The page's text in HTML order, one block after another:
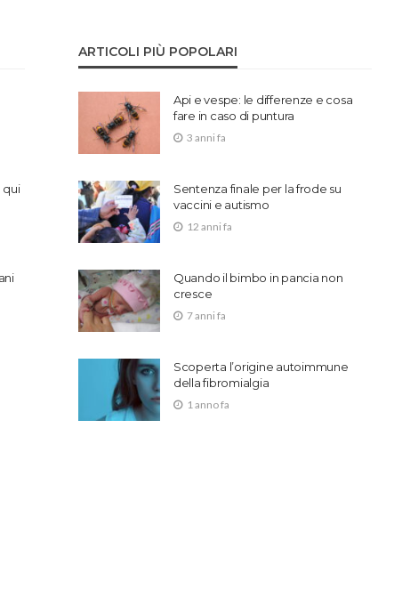
qui
ARTICOLI PIÙ POPOLARI
Api e vespe: le differenze e cosa
fare in caso di puntura
3 anni fa
Sentenza finale per la frode su
vaccini e autismo
12 anni fa
Quando il bimbo in pancia non
cresce
7 anni fa
Scoperta l’origine autoimmune
della fibromialgia
1 anno fa